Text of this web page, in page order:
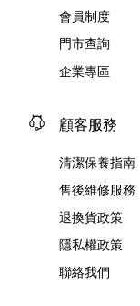
會員制度
門市查詢
企業專區
顧客服務
清潔保養指南
售後維修服務
退換貨政策
隱私權政策
聯絡我們